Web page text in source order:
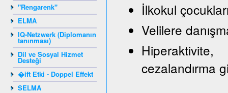
"Rengarenk"
ELMA
IQ-Netzwerk (Diplomanın
tanınması)
Dil ve Sosyal Hizmet
Desteği
�ift Etki - Doppel Effekt
SELMA
İlkokul
Velilere
cezalandırma